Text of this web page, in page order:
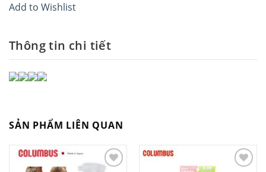
Add to Wishlist
Thông tin chi tiết
SẢN PHẨM LIÊN QUAN